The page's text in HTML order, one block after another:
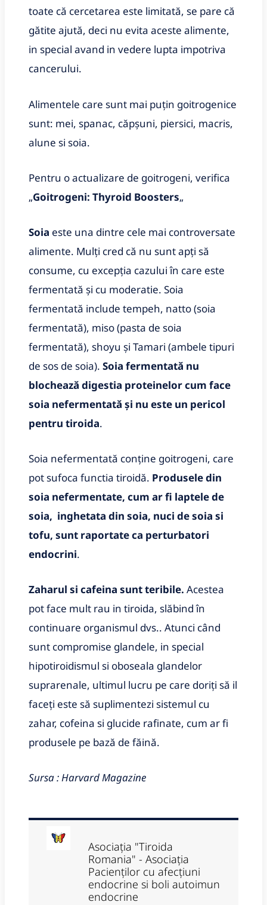
toate că cercetarea este limitată, se pare că
gătite ajută, deci nu evita aceste alimente,
in special avand in vedere lupta impotriva
cancerului.
Alimentele care sunt mai puțin goitrogenice
sunt: mei, spanac, căpșuni, piersici, macris,
alune si soia.
Pentru o actualizare de goitrogeni, verifica
„Goitrogeni: Thyroid Boosters„
Soia este una dintre cele mai controversate
alimente. Mulți cred că nu sunt apți să
consume, cu excepția cazului în care este
fermentată și cu moderatie. Soia
fermentată include tempeh, natto (soia
fermentată), miso (pasta de soia
fermentată), shoyu și Tamari (ambele tipuri
de sos de soia). Soia fermentată nu
blochează digestia proteinelor cum face
soia nefermentată și nu este un pericol
pentru tiroida.
Soia nefermentată conține goitrogeni, care
pot sufoca functia tiroidă. Produsele din
soia nefermentate, cum ar fi laptele de
soia, inghetata din soia, nuci de soia si
tofu, sunt raportate ca perturbatori
endocrini.
Zaharul si cafeina sunt teribile. Acestea
pot face mult rau in tiroida, slăbind în
continuare organismul dvs.. Atunci când
sunt compromise glandele, in special
hipotiroidismul si oboseala glandelor
suprarenale, ultimul lucru pe care doriți să il
faceți este să suplimentezi sistemul cu
zahar, cofeina si glucide rafinate, cum ar fi
produsele pe bază de făină.
Sursa : Harvard Magazine
Asociația "Tiroida
Romania" - Asociația
Pacienților cu afecțiuni
endocrine si boli autoimun
endocrine